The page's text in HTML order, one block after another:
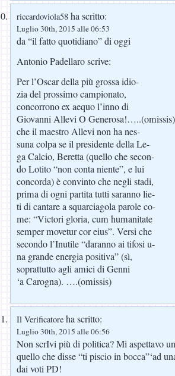
riccardoviola58 ha scritto:
Luglio 30th, 2015 alle 06:53
da “il fatto quotidiano” di oggi
Antonio Padellaro scrive:
Per l’Oscar della più grossa idio-
zia del prossimo campionato,
concorrono ex aequo l’inno di
Giovanni Allevi O
che il maestro Allevi non ha nes-
suna colpa se il presidente della Le-
ga Calcio, Beretta (quello che secon-
do Lotito “non conta niente”, e lui
concorda) è convinto che negli stadi,
prima di ogni partita tutti saranno lie-
ti di cantare a squarciagola parole co-
me: “Victori gloria, cum humanitate
semper movetur cor eius”. Versi che
secondo l’Inutile “daranno ai tifosi u-
na grande energia positiva” (sì,
soprattutto agli amici di Genni
‘a Carogna). ….(omissis)
Il Verificatore ha scritto:
Luglio 30th, 2015 alle 06:56
Non scrIvi più di politica? Mi aspettavo
quello che disse “ti piscio in bocca”‘ad
dai voti PD!